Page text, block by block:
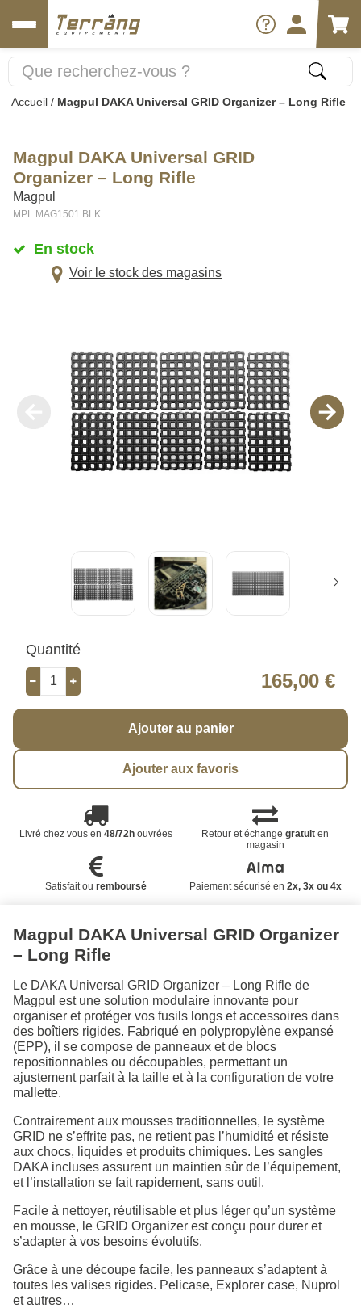
Accueil / Magpul DAKA Universal GRID Organizer – Long Rifle
Magpul DAKA Universal GRID
Organizer – Long Rifle
Magpul
MPL.MAG1501.BLK
En stock
Voir le stock des magasins
Quantité
165,00 €
Ajouter au panier
Ajouter aux favoris
Livré chez vous en 48/72houvrées Retour et échangegratuit en
magasin
Satisfait ou remboursé Paiement sécurisé en 2x, 3x ou 4x
Magpul DAKA Universal GRID Organizer
– Long Rifle
Le DAKA Universal GRID Organizer – Long Rifle de
Magpul est une solution modulaire innovante pour
organiser et protéger vos fusils longs et accessoires dans
des boîtiers rigides. Fabriqué en polypropylène expansé
(EPP), il se compose de panneaux et de blocs
repositionnables ou découpables, permettant un
ajustement parfait à la taille et à la configuration de votre
mallette.
Contrairement aux mousses traditionnelles, le système
GRID ne s’effrite pas, ne retient pas l’humidité et résiste
aux chocs, liquides et produits chimiques. Les sangles
DAKA incluses assurent un maintien sûr de l’équipement,
et l’installation se fait rapidement, sans outil.
Facile à nettoyer, réutilisable et plus léger qu’un système
en mousse, le GRID Organizer est conçu pour durer et
s’adapter à vos besoins évolutifs.
Grâce à une découpe facile, les panneaux s’adaptent à
toutes les valises rigides. Pelicase, Explorer case, Nuprol
et autres…